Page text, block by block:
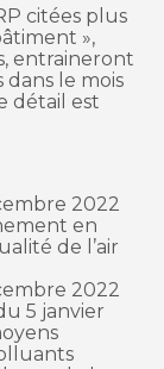
citées plus
»,
entraineront
dans le mois
détail est
2022
en
de l’air
2022
5 janvier